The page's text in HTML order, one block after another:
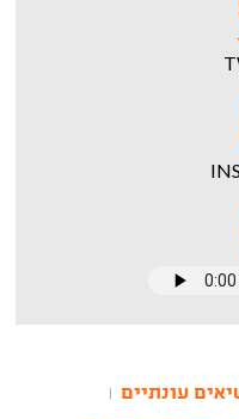
עונתיים